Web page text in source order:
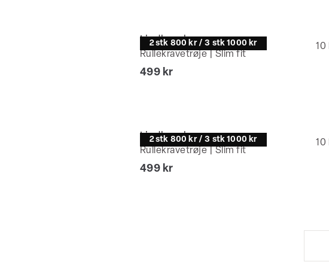
2 stk 800 kr / 3 stk 1000 kr
Lindbergh
Rullekravetrøje | Slim fit
10
I alt (inkl. rabat)
499 kr
2 stk 800 kr / 3 stk 1000 kr
Lindbergh
Rullekravetrøje | Slim fit
10
I alt (inkl. rabat)
499 kr